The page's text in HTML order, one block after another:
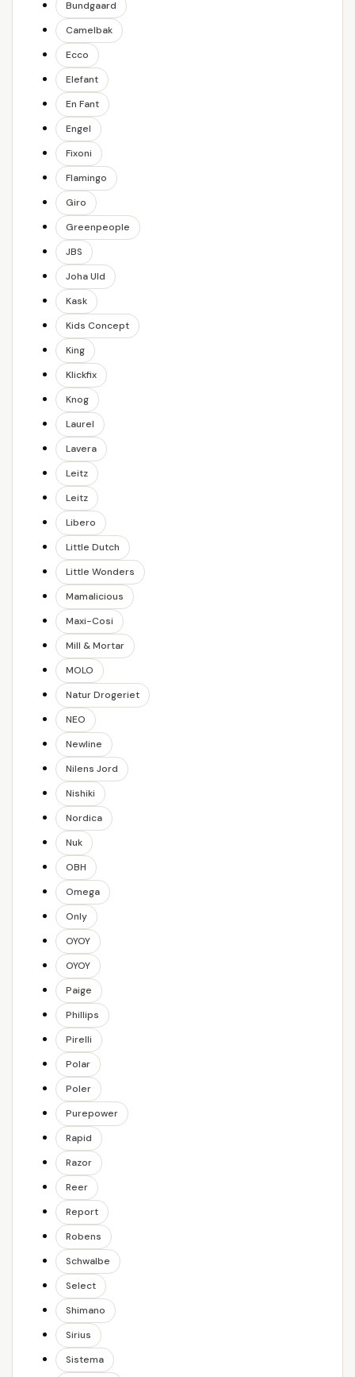
Bundgaard
Camelbak
Ecco
Elefant
En Fant
Engel
Fixoni
Flamingo
Giro
Greenpeople
JBS
Joha Uld
Kask
Kids Concept
King
Klickfix
Knog
Laurel
Lavera
Leitz
Leitz
Libero
Little Dutch
Little Wonders
Mamalicious
Maxi-Cosi
Mill & Mortar
MOLO
Natur Drogeriet
NEO
Newline
Nilens Jord
Nishiki
Nordica
Nuk
OBH
Omega
Only
OYOY
OYOY
Paige
Phillips
Pirelli
Polar
Poler
Purepower
Rapid
Razor
Reer
Report
Robens
Schwalbe
Select
Shimano
Sirius
Sistema